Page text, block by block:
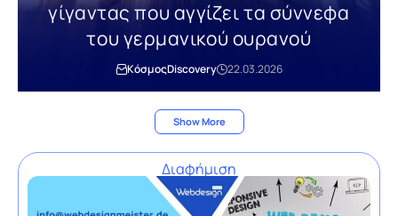
γίγαντας που αγγίζει τα σύννεφα
του γερμανικού ουρανού
ΚόσμοςDiscovery 22.03.2026
Show More
Διαφήμιση